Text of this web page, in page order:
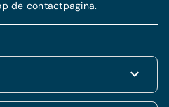
de contactpagina.